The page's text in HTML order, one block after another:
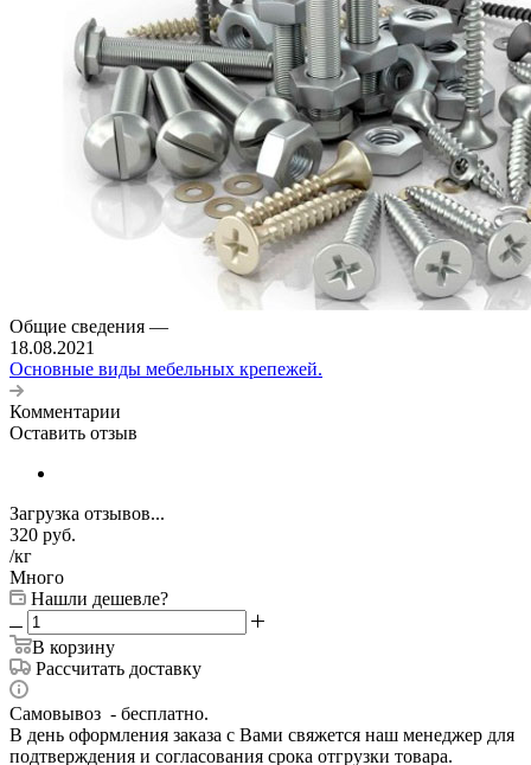
Общие сведения —
18.08.2021
Основные виды мебельных крепежей.
Комментарии
Оставить отзыв
Загрузка отзывов...
320 руб.
/кг
Много
Нашли дешевле?
В корзину
Рассчитать доставку
Самовывоз - бесплатно.
В день оформления заказа с Вами свяжется наш менеджер для
подтверждения и согласования срока отгрузки товара.